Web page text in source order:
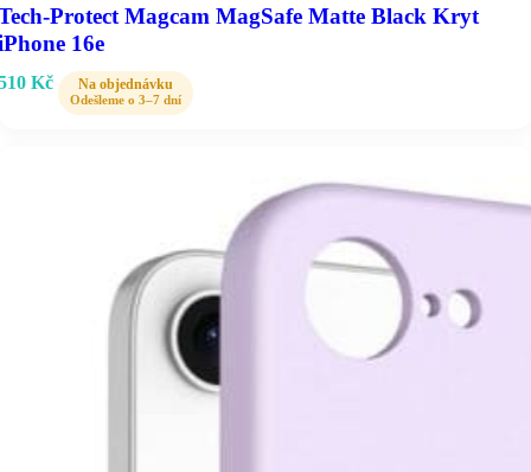
Protect Magcam MagSafe Matte Black Kryt
16e
Kč